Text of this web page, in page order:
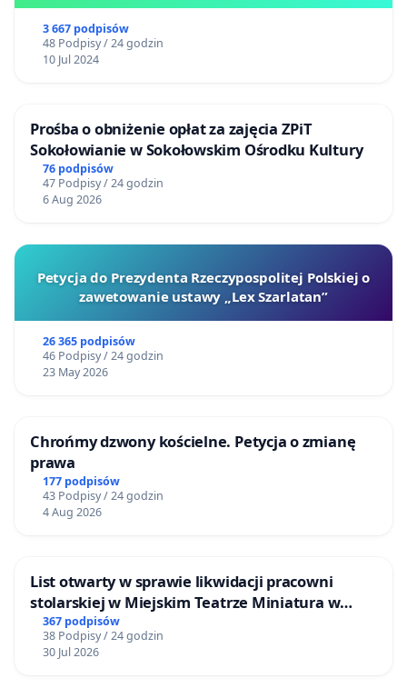
3 667 podpisów
48 Podpisy / 24 godzin
10 Jul 2024
Prośba o obniżenie opłat za zajęcia ZPiT
Sokołowianie w Sokołowskim Ośrodku Kultury
76 podpisów
47 Podpisy / 24 godzin
6 Aug 2026
Petycja do Prezydenta Rzeczypospolitej Polskiej o
zawetowanie ustawy „Lex Szarlatan”
26 365 podpisów
46 Podpisy / 24 godzin
23 May 2026
Chrońmy dzwony kościelne. Petycja o zmianę
prawa
177 podpisów
43 Podpisy / 24 godzin
4 Aug 2026
List otwarty w sprawie likwidacji pracowni
stolarskiej w Miejskim Teatrze Miniatura w
Gdańsku
367 podpisów
38 Podpisy / 24 godzin
30 Jul 2026